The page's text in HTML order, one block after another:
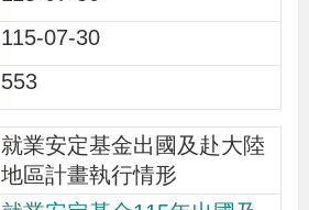
115-07-30
553
就業安定基金出國及赴大陸
地區計畫執行情形